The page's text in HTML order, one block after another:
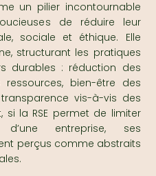
un pilier incontournable
de réduire leur
sociale et éthique. Elle
structurant les pratiques
durables : réduction des
bien-être des
vis-à-vis des
si la RSE permet de limiter
entreprise, ses
perçus comme abstraits